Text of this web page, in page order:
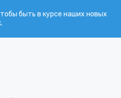
быть в курсе наших новых